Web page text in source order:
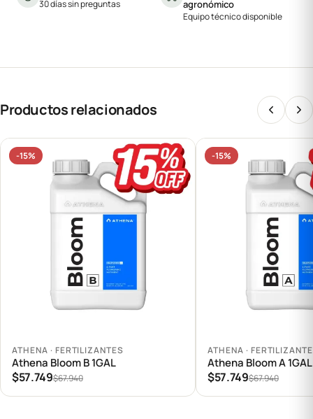
30 días sin preguntas agronómico
Equipo técnico disponible
Productos relacionados
-15%
Agregar al carrito
ATHENA · FERTILIZANTES
Athena Bloom B 1GAL
$57.749$67.940
-15%
Agregar al carrito
ATHENA ·
Athena Bloom A 1GAL
$57.749$67.940